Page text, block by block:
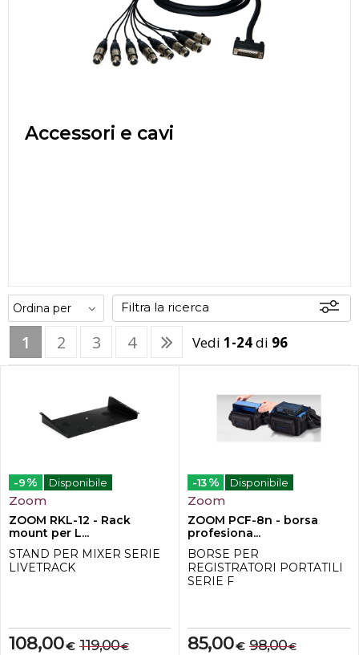
Accessori e cavi
Filtra la ricerca
Offerte Disponibili
1 2 3 4 Vedi 1-24di 96
-9% Disponibile
Zoom
ZOOM RKL-12 - Rack
mount per L...
STAND PER MIXER SERIE
LIVETRACK
€
108,00 €
119,00
-13 % Disponibile
Zoom
ZOOM PCF-8n - borsa
profesiona...
BORSE PER
REGISTRATORI PORTATILI
SERIE F
€
85,00 €
98,00